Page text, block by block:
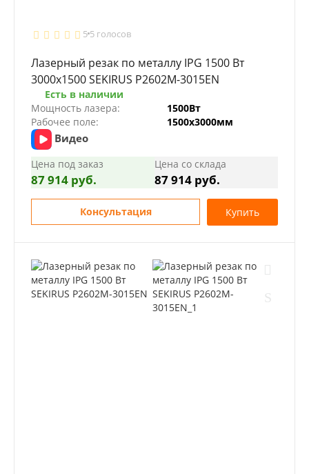
5 5 голосов
Лазерный резак по металлу IPG 1500 Вт
3000х1500 SEKIRUS P2602M-3015EN
Есть в наличии
Мощность лазера:
1500Вт
Рабочее поле:
1500х3000мм
Видео
Цена под заказ
87 914 руб.
Цена со склада
87 914 руб.
Консультация Купить